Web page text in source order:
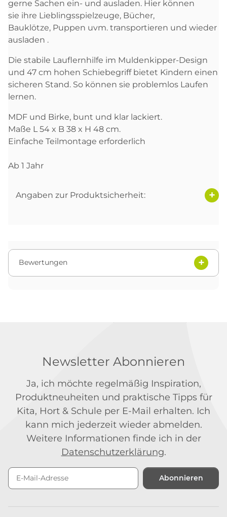
gerne Sachen ein- und ausladen. Hier können
sie ihre Lieblingsspielzeuge, Bücher,
Bauklötze, Puppen uvm. transportieren und wieder
ausladen .
Die stabile Lauflernhilfe im Muldenkipper-Design
und 47 cm hohen Schiebegriff bietet Kindern einen
sicheren Stand. So können sie problemlos Laufen
lernen.
MDF und Birke, bunt und klar lackiert.
Maße L 54 x B 38 x H 48 cm.
Einfache Teilmontage erforderlich
Ab 1 Jahr
Angaben zur Produktsicherheit:
Bewertungen
Newsletter Abonnieren
Ja, ich möchte regelmäßig Inspiration,
Produktneuheiten und praktische Tipps für
Kita, Hort & Schule per E-Mail erhalten. Ich
kann mich jederzeit wieder abmelden.
Weitere Informationen finde ich in der
Datenschutzerklärung.
Abonnieren